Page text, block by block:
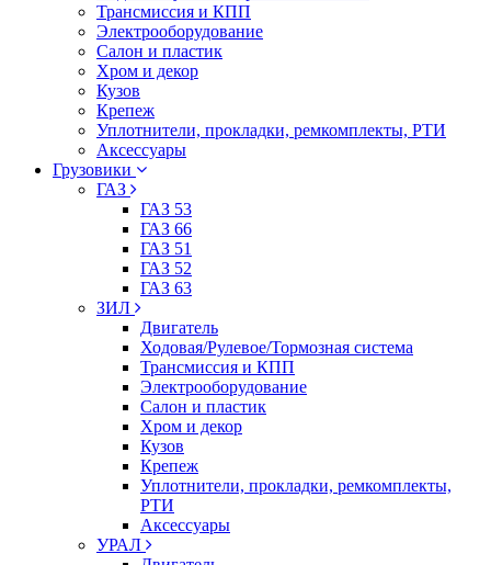
Трансмиссия и КПП
Электрооборудование
Салон и пластик
Хром и декор
Кузов
Крепеж
Уплотнители, прокладки, ремкомплекты, РТИ
Аксессуары
Грузовики
ГАЗ
ГАЗ 53
ГАЗ 66
ГАЗ 51
ГАЗ 52
ГАЗ 63
ЗИЛ
Двигатель
Ходовая/Рулевое/Тормозная система
Трансмиссия и КПП
Электрооборудование
Салон и пластик
Хром и декор
Кузов
Крепеж
Уплотнители, прокладки, ремкомплекты,
РТИ
Аксессуары
УРАЛ